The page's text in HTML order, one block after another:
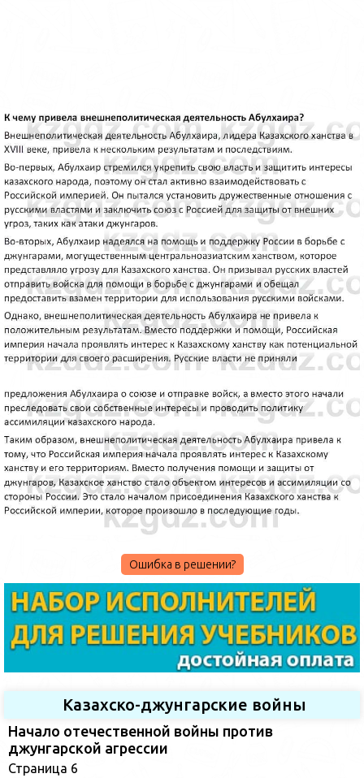
Ошибка в решении?
Казахско-джунгарские войны
Начало отечественной войны против
джунгарской агрессии
Страница 6